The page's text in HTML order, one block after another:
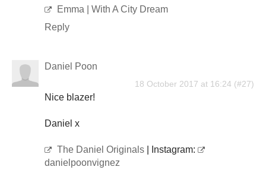
Emma | With A City Dream
Reply
Daniel Poon
18 October 2017 at 16:24
Nice blazer!
Daniel x
The Daniel Originals
| Instagram:
danielpoonvignez